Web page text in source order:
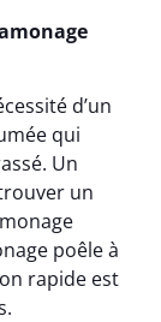
d’un
qui
Un
un
poêle à
rapide est